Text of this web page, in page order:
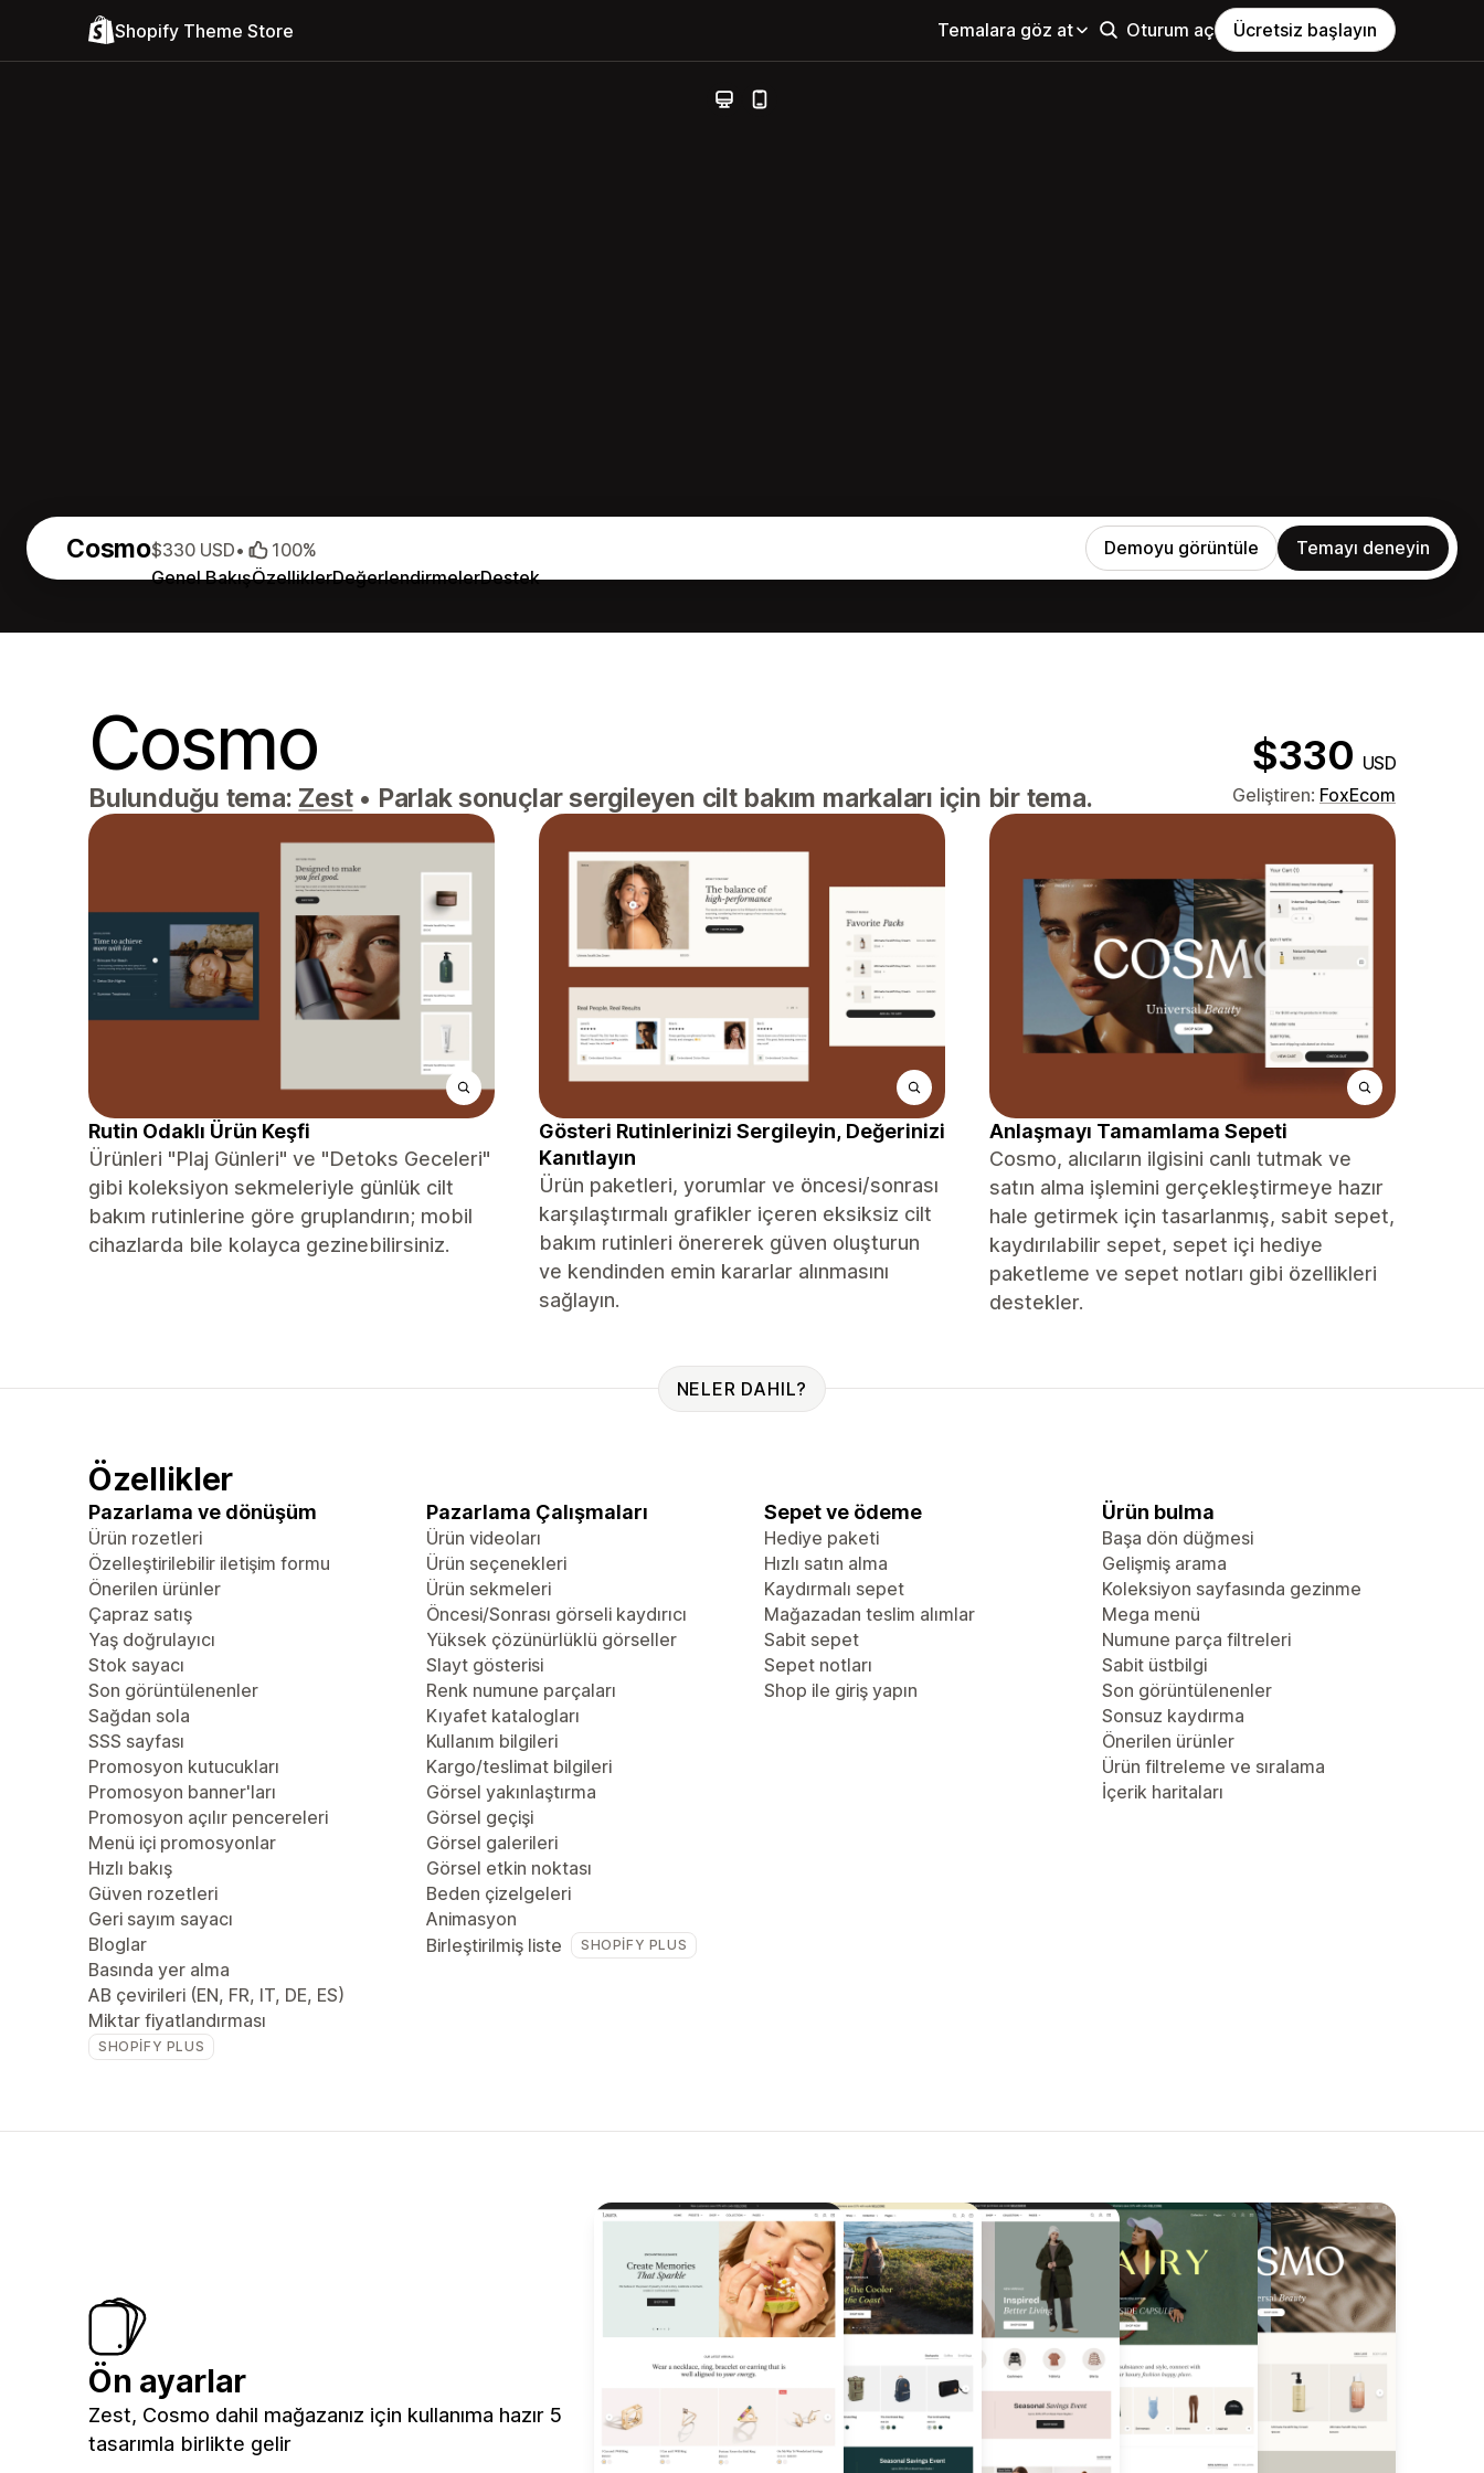
Shopify Theme Store Temalara göz at Oturum aç Ücretsiz başlayın
Cosmo
Genel BakışÖzelliklerDeğerlendirmelerDestek
$330 USD• 100% Demoyu görüntüle Temayı deneyin
Cosmo $330 USD
Bulunduğu tema: Zest • Parlak sonuçlar sergileyen cilt bakım markaları için bir tema. Geliştiren: FoxEcom
Rutin Odaklı Ürün Keşfi
Ürünleri "Plaj Günleri" ve "Detoks Geceleri"
gibi koleksiyon sekmeleriyle günlük cilt
bakım rutinlerine göre gruplandırın; mobil
cihazlarda bile kolayca gezinebilirsiniz.
Gösteri Rutinlerinizi Sergileyin, Değerinizi
Kanıtlayın
Ürün paketleri, yorumlar ve öncesi/sonrası
karşılaştırmalı grafikler içeren eksiksiz cilt
bakım rutinleri önererek güven oluşturun
ve kendinden emin kararlar alınmasını
sağlayın.
Anlaşmayı Tamamlama Sepeti
Cosmo, alıcıların ilgisini canlı tutmak ve
satın alma işlemini gerçekleştirmeye hazır
hale getirmek için tasarlanmış, sabit sepet,
kaydırılabilir sepet, sepet içi hediye
paketleme ve sepet notları gibi özellikleri
destekler.
NELER DAHIL?
Özellikler
Pazarlama ve dönüşüm
Ürün rozetleri
Özelleştirilebilir iletişim formu
Önerilen ürünler
Çapraz satış
Yaş doğrulayıcı
Stok sayacı
Son görüntülenenler
Sağdan sola
SSS sayfası
Promosyon kutucukları
Promosyon banner'ları
Promosyon açılır pencereleri
Menü içi promosyonlar
Hızlı bakış
Güven rozetleri
Geri sayım sayacı
Bloglar
Basında yer alma
AB çevirileri (EN, FR, IT, DE, ES)
Miktar fiyatlandırması
SHOPIFY PLUS
Pazarlama Çalışmaları
Ürün videoları
Ürün seçenekleri
Ürün sekmeleri
Öncesi/Sonrası görseli kaydırıcı
Yüksek çözünürlüklü görseller
Slayt gösterisi
Renk numune parçaları
Kıyafet katalogları
Kullanım bilgileri
Kargo/teslimat bilgileri
Görsel yakınlaştırma
Görsel geçişi
Görsel galerileri
Görsel etkin noktası
Beden çizelgeleri
Animasyon
Birleştirilmiş liste
SHOPIFY PLUS
Sepet ve ödeme
Hediye paketi
Hızlı satın alma
Kaydırmalı sepet
Mağazadan teslim alımlar
Sabit sepet
Sepet notları
Shop ile giriş yapın
Ürün bulma
Başa dön düğmesi
Gelişmiş arama
Koleksiyon sayfasında gezinme
Mega menü
Numune parça filtreleri
Sabit üstbilgi
Son görüntülenenler
Sonsuz kaydırma
Önerilen ürünler
Ürün filtreleme ve sıralama
İçerik haritaları
Ön ayarlar
Zest, Cosmo dahil mağazanız için kullanıma hazır 5
tasarımla birlikte gelir